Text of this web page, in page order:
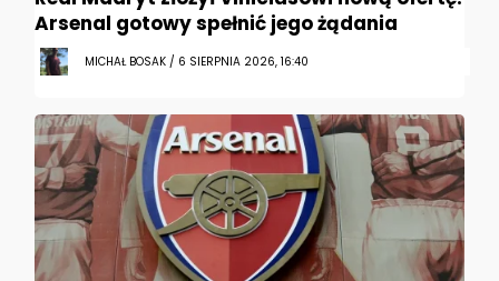
Arsenal gotowy spełnić jego żądania
MICHAŁ BOSAK / 6 SIERPNIA 2026, 16:40